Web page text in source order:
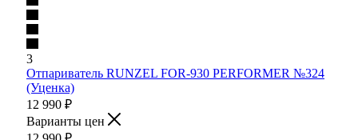
3
Отпариватель RUNZEL FOR-930 PERFORMER №324
(Уценка)
12 990 ₽
Варианты цен